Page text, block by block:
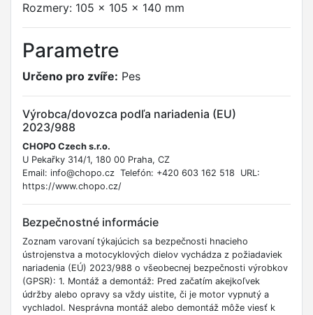
Rozmery: 105 x 105 x 140 mm
Parametre
Určeno pro zvíře: Pes
Výrobca/dovozca podľa nariadenia (EU)
2023/988
CHOPO Czech s.r.o.
U Pekařky 314/1, 180 00 Praha, CZ
Email: info@chopo.cz Telefón: +420 603 162 518 URL:
https://www.chopo.cz/
Bezpečnostné informácie
Zoznam varovaní týkajúcich sa bezpečnosti hnacieho
ústrojenstva a motocyklových dielov vychádza z požiadaviek
nariadenia (EÚ) 2023/988 o všeobecnej bezpečnosti výrobkov
(GPSR): 1. Montáž a demontáž: Pred začatím akejkoľvek
údržby alebo opravy sa vždy uistite, či je motor vypnutý a
vychladol. Nesprávna montáž alebo demontáž môže viesť k